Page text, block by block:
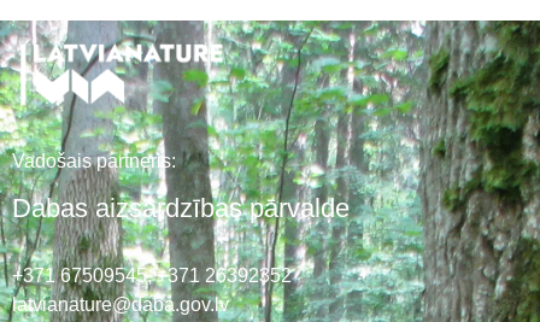
Vadošais partneris:
Dabas aizsardzības pārvalde
+371 67509545,+371 26392352
latvianature@daba.gov.lv